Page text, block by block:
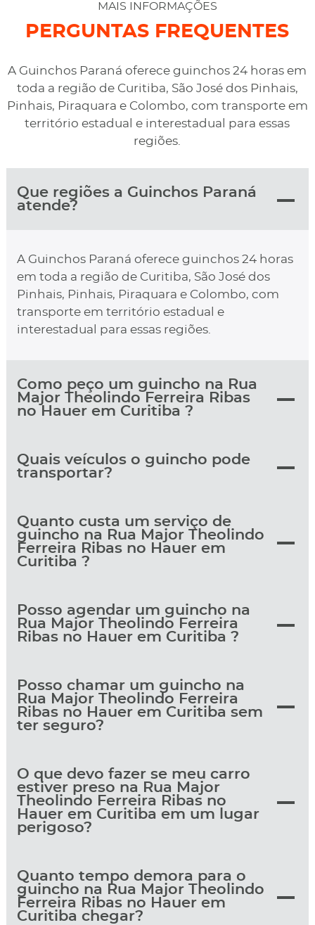
desviaram para uma oficina mais próximo, sem
qualquer custo na maior boa vontade.
MAIS INFORMAÇÕES
PERGUNTAS FREQUENTES
A Guinchos Paraná oferece guinchos 24 horas em
toda a região de Curitiba, São José dos Pinhais,
Pinhais, Piraquara e Colombo, com transporte em
território estadual e interestadual para essas
regiões.
Que regiões a Guinchos Paraná
atende?
A Guinchos Paraná oferece guinchos 24 horas
em toda a região de Curitiba, São José dos
Pinhais, Pinhais, Piraquara e Colombo, com
transporte em território estadual e
interestadual para essas regiões.
Como peço um guincho na Rua
Major Theolindo Ferreira Ribas
no Hauer em Curitiba ?
Quais veículos o guincho pode
transportar?
Quanto custa um serviço de
guincho na Rua Major Theolindo
Ferreira Ribas no Hauer em
Curitiba ?
Posso agendar um guincho na
Rua Major Theolindo Ferreira
Ribas no Hauer em Curitiba ?
Posso chamar um guincho na
Rua Major Theolindo Ferreira
Ribas no Hauer em Curitiba sem
ter seguro?
O que devo fazer se meu carro
estiver preso na Rua Major
Theolindo Ferreira Ribas no
Hauer em Curitiba em um lugar
perigoso?
Quanto tempo demora para o
guincho na Rua Major Theolindo
Ferreira Ribas no Hauer em
Curitiba chegar?